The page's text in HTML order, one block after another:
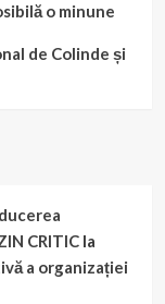
o minune
de Colinde și
CRITICla
a organizației